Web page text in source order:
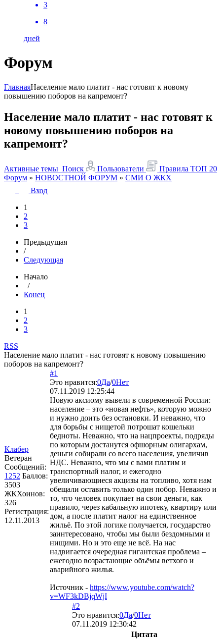
3
8
дней
Форум
ГлавнаяНаселение мало платит - нас готовят к новому
повышению поборов на капремонт?
Население мало платит - нас готовят к
новому повышению поборов на
капремонт?
Активные темы Поиск Пользователи Правила ТОП 20
Форум » НОВОСТНОЙ ФОРУМ » СМИ О ЖКХ
Вход
1
2
3
Предыдущая
/
Следующая
Начало
/
Конец
1
2
3
RSS
Население мало платит - нас готовят к новому повышению
поборов на капремонт?
Клабер
Ветеран
Сообщений:
1252 Баллов:
3503
ЖКХоинов:
326
Регистрация:
12.11.2013
#1
Это нравится:0Да/0Нет
07.11.2019 12:25:44
Новую аксиому вывели в современной России:
население – это «новая нефть», которую можно
и нужно доить без остановки. И неважно, что
для борьбы с нищетой потрошат кошельки
бедноты. Неважно, что на нацпроекты, подряды
по которым достанутся офшорным олигархам,
деньги собирали со всего населения, увеличив
НДС. Неважно, что мы с вами платим и
транспортный налог, и ежегодно
увеличивающиеся акцизы на топливо, хотя нам
обещали оставить только один побор. Неважно и
то, что человек покупает на свои деньги, как
правило, через кабальную ипотеку, квартиру или
дом, а после платит налог на единственное
жильё. По этой логике получается, государство
заинтересовано, чтобы мы были бездомными и
нищими. Но и это еще не всё. На нас
надвигается очередная гигантская проблема –
ежегодно возрастающие объёмы ветхого и
аварийного жилья.
Источник - https://www.youtube.com/watch?
v=WF3kDBjqWjI
#2
Это нравится:0Да/0Нет
07.11.2019 12:30:42
Цитата